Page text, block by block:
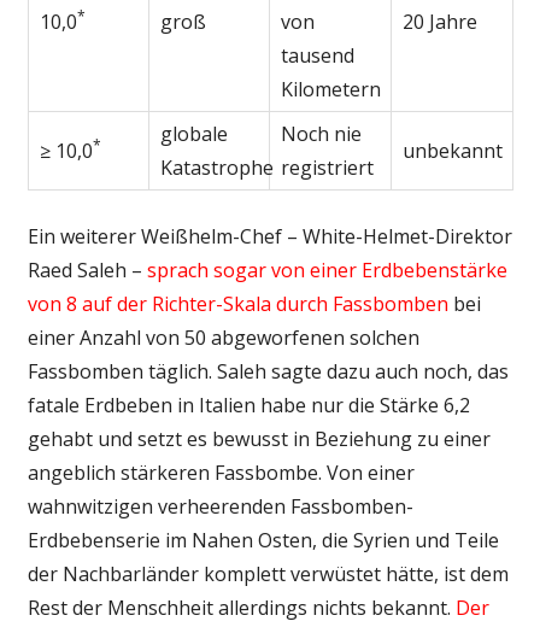
10,0*
groß
von
tausend
Kilometern
20 Jahre
≥ 10,0*
globale
Katastrophe
Noch nie
registriert
unbekannt
Ein weiterer Weißhelm-Chef – White-Helmet-Direktor
Raed Saleh – sprach sogar von einer Erdbebenstärke
von 8 auf der Richter-Skala durch Fassbomben bei
einer Anzahl von 50 abgeworfenen solchen
Fassbomben täglich. Saleh sagte dazu auch noch, das
fatale Erdbeben in Italien habe nur die Stärke 6,2
gehabt und setzt es bewusst in Beziehung zu einer
angeblich stärkeren Fassbombe. Von einer
wahnwitzigen verheerenden Fassbomben-
Erdbebenserie im Nahen Osten, die Syrien und Teile
der Nachbarländer komplett verwüstet hätte, ist dem
Rest der Menschheit allerdings nichts bekannt. Der